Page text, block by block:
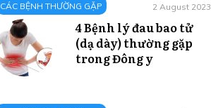
CÁC BỆNH THƯỜNG GẶP 2 August 2023
4 Bệnh lý đau bao tử
(dạ dày) thường gặp
trong Đông y